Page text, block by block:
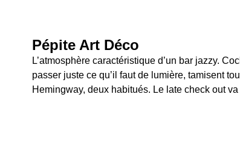
Pépite Art Déco
L’atmosphère caractéristique d’un bar jazzy.
passer juste ce qu’il faut de lumière, tamisent
Hemingway, deux habitués. Le late check out va